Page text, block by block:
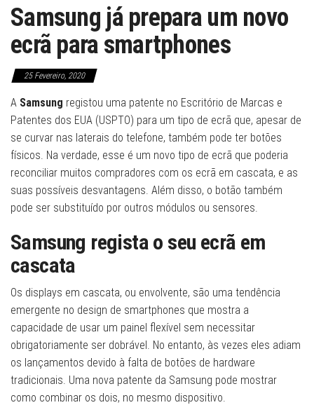
Samsung já prepara um novo
ecrã para smartphones
25 Fevereiro, 2020
A Samsung registou uma patente no Escritório de Marcas e
Patentes dos EUA (USPTO) para um tipo de ecrã que, apesar de
se curvar nas laterais do telefone, também pode ter botões
físicos. Na verdade, esse é um novo tipo de ecrã que poderia
reconciliar muitos compradores com os ecrã em cascata, e as
suas possíveis desvantagens. Além disso, o botão também
pode ser substituído por outros módulos ou sensores.
Samsung regista o seu ecrã em
cascata
Os displays em cascata, ou envolvente, são uma tendência
emergente no design de smartphones que mostra a
capacidade de usar um painel flexível sem necessitar
obrigatoriamente ser dobrável. No entanto, às vezes eles adiam
os lançamentos devido à falta de botões de hardware
tradicionais. Uma nova patente da Samsung pode mostrar
como combinar os dois, no mesmo dispositivo.